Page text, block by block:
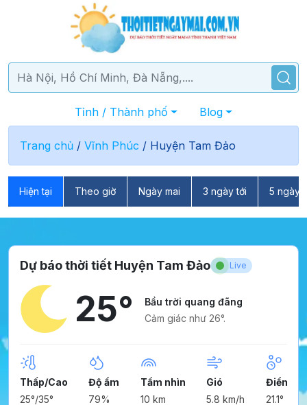
Tỉnh / Thành phố Blog
Trang chủ / Vĩnh Phúc / Huyện Tam Đảo
Hiện tại Theo giờ Ngày mai 3 ngày tới 5 ngày
Dự báo thời tiết Huyện Tam Đảo Live
25°
Bầu trời quang đãng
Cảm giác như 26°.
Thấp/Cao
25°/35°
Độ ẩm
79%
Tầm nhìn
10 km
Gió
5.8 km/h
Điểm
21.1°